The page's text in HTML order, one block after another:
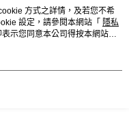
方式之詳情，及若您不希
設定，請參閱本網站「 隱私
示您同意本公司得按本網站使